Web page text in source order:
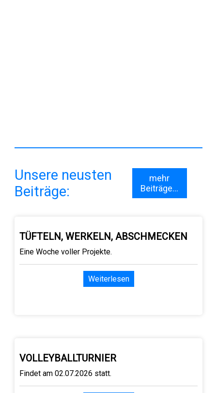
Unsere neusten
Beiträge:
mehr
Beiträge...
TÜFTELN, WERKELN, ABSCHMECKEN
Eine Woche voller Projekte.
Weiterlesen
VOLLEYBALLTURNIER
Findet am 02.07.2026 statt.